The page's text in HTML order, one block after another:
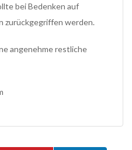
bei Bedenken auf
zurückgegriffen werden.
angenehme restliche